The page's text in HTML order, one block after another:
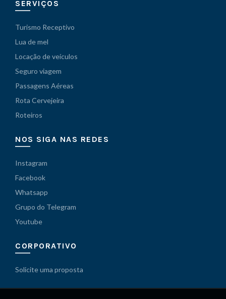
SERVIÇOS
Turismo Receptivo
Lua de mel
Locação de veículos
Seguro viagem
Passagens Aéreas
Rota Cervejeira
Roteiros
NOS SIGA NAS REDES
Instagram
Facebook
Whatsapp
Grupo do Telegram
Youtube
CORPORATIVO
Solicite uma proposta